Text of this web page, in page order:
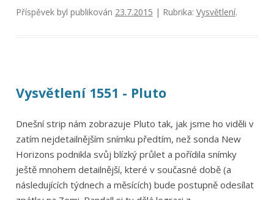
Příspěvek byl publikován 23.7.2015 | Rubrika: Vysvětlení.
Vysvětlení 1551 - Pluto
Dnešní strip nám zobrazuje Pluto tak, jak jsme ho viděli v
zatím nejdetailnějším snímku předtím, než sonda New
Horizons podnikla svůj blízký průlet a pořídila snímky
ještě mnohem detailnější, které v současné době (a
následujících týdnech a měsících) bude postupně odesílat